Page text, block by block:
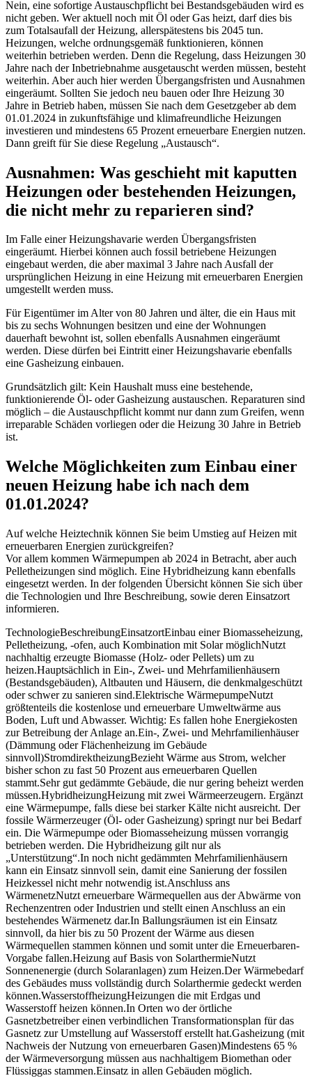
Nein, eine sofortige Austauschpflicht bei Bestandsgebäuden wird es
nicht geben. Wer aktuell noch mit Öl oder Gas heizt, darf dies bis
zum Totalsaufall der Heizung, allerspätestens bis 2045 tun.
Heizungen, welche ordnungsgemäß funktionieren, können
weiterhin betrieben werden. Denn die Regelung, dass Heizungen 30
Jahre nach der Inbetriebnahme ausgetauscht werden müssen, besteht
weiterhin. Aber auch hier werden Übergangsfristen und Ausnahmen
eingeräumt. Sollten Sie jedoch neu bauen oder Ihre Heizung 30
Jahre in Betrieb haben, müssen Sie nach dem Gesetzgeber ab dem
01.01.2024 in zukunftsfähige und klimafreundliche Heizungen
investieren und mindestens 65 Prozent erneuerbare Energien nutzen.
Dann greift für Sie diese Regelung „Austausch“.
Ausnahmen: Was geschieht mit kaputten
Heizungen oder bestehenden Heizungen,
die nicht mehr zu reparieren sind?
Im Falle einer Heizungshavarie werden Übergangsfristen
eingeräumt. Hierbei können auch fossil betriebene Heizungen
eingebaut werden, die aber maximal 3 Jahre nach Ausfall der
ursprünglichen Heizung in eine Heizung mit erneuerbaren Energien
umgestellt werden muss.
Für Eigentümer im Alter von 80 Jahren und älter, die ein Haus mit
bis zu sechs Wohnungen besitzen und eine der Wohnungen
dauerhaft bewohnt ist, sollen ebenfalls Ausnahmen eingeräumt
werden. Diese dürfen bei Eintritt einer Heizungshavarie ebenfalls
eine Gasheizung einbauen.
Grundsätzlich gilt: Kein Haushalt muss eine bestehende,
funktionierende Öl- oder Gasheizung austauschen. Reparaturen sind
möglich – die Austauschpflicht kommt nur dann zum Greifen, wenn
irreparable Schäden vorliegen oder die Heizung 30 Jahre in Betrieb
ist.
Welche Möglichkeiten zum Einbau einer
neuen Heizung habe ich nach dem
01.01.2024?
Auf welche Heiztechnik können Sie beim Umstieg auf Heizen mit
erneuerbaren Energien zurückgreifen?
Vor allem kommen Wärmepumpen ab 2024 in Betracht, aber auch
Pelletheizungen sind möglich. Eine Hybridheizung kann ebenfalls
eingesetzt werden. In der folgenden Übersicht können Sie sich über
die Technologien und Ihre Beschreibung, sowie deren Einsatzort
informieren.
TechnologieBeschreibungEinsatzortEinbau einer Biomasseheizung,
Pelletheizung, -ofen, auch Kombination mit Solar möglichNutzt
nachhaltig erzeugte Biomasse (Holz- oder Pellets) um zu
heizen.Hauptsächlich in Ein-, Zwei- und Mehrfamilienhäusern
(Bestandsgebäuden), Altbauten und Häusern, die denkmalgeschützt
oder schwer zu sanieren sind.Elektrische WärmepumpeNutzt
größtenteils die kostenlose und erneuerbare Umweltwärme aus
Boden, Luft und Abwasser. Wichtig: Es fallen hohe Energiekosten
zur Betreibung der Anlage an.Ein-, Zwei- und Mehrfamilienhäuser
(Dämmung oder Flächenheizung im Gebäude
sinnvoll)StromdirektheizungBezieht Wärme aus Strom, welcher
bisher schon zu fast 50 Prozent aus erneuerbaren Quellen
stammt.Sehr gut gedämmte Gebäude, die nur gering beheizt werden
müssen.HybridheizungHeizung mit zwei Wärmeerzeugern. Ergänzt
eine Wärmepumpe, falls diese bei starker Kälte nicht ausreicht. Der
fossile Wärmerzeuger (Öl- oder Gasheizung) springt nur bei Bedarf
ein. Die Wärmepumpe oder Biomasseheizung müssen vorrangig
betrieben werden. Die Hybridheizung gilt nur als
„Unterstützung“.In noch nicht gedämmten Mehrfamilienhäusern
kann ein Einsatz sinnvoll sein, damit eine Sanierung der fossilen
Heizkessel nicht mehr notwendig ist.Anschluss ans
WärmenetzNutzt erneuerbare Wärmequellen aus der Abwärme von
Rechenzentren oder Industrien und stellt einen Anschluss an ein
bestehendes Wärmenetz dar.In Ballungsräumen ist ein Einsatz
sinnvoll, da hier bis zu 50 Prozent der Wärme aus diesen
Wärmequellen stammen können und somit unter die Erneuerbaren-
Vorgabe fallen.Heizung auf Basis von SolarthermieNutzt
Sonnenenergie (durch Solaranlagen) zum Heizen.Der Wärmebedarf
des Gebäudes muss vollständig durch Solarthermie gedeckt werden
können.WasserstoffheizungHeizungen die mit Erdgas und
Wasserstoff heizen können.In Orten wo der örtliche
Gasnetzbetreiber einen verbindlichen Transformationsplan für das
Gasnetz zur Umstellung auf Wasserstoff erstellt hat.Gasheizung (mit
Nachweis der Nutzung von erneuerbaren Gasen)Mindestens 65 %
der Wärmeversorgung müssen aus nachhaltigem Biomethan oder
Flüssiggas stammen.Einsatz in allen Gebäuden möglich.